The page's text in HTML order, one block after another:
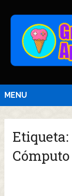
MENU
Etiqueta:
Cómputo